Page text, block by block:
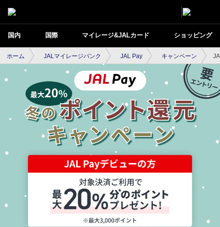
国内 国際 マイレージ&JALカード ショッピング
ホーム JALマイレージバンク JAL Pay キャンペーン
JAL Pay 冬のポイント還元キャンペーン要
エントリー